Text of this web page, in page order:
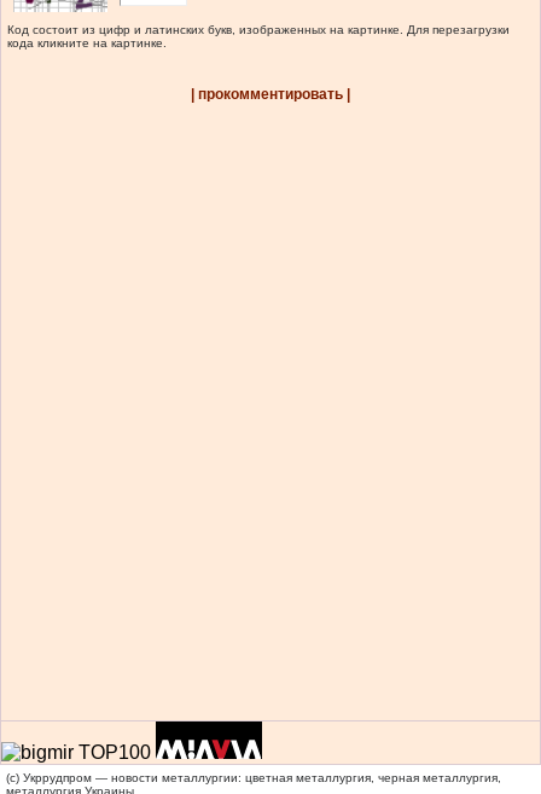
Код состоит из цифр и латинских букв, изображенных на картинке. Для перезагрузки
кода кликните на картинке.
| прокомментировать |
(c) Укррудпром — новости металлургии: цветная металлургия, черная металлургия,